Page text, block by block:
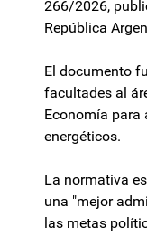
266/2026,
República
El documento
facultades al
Economía para
energéticos.
La normativa
una "mejor
las metas